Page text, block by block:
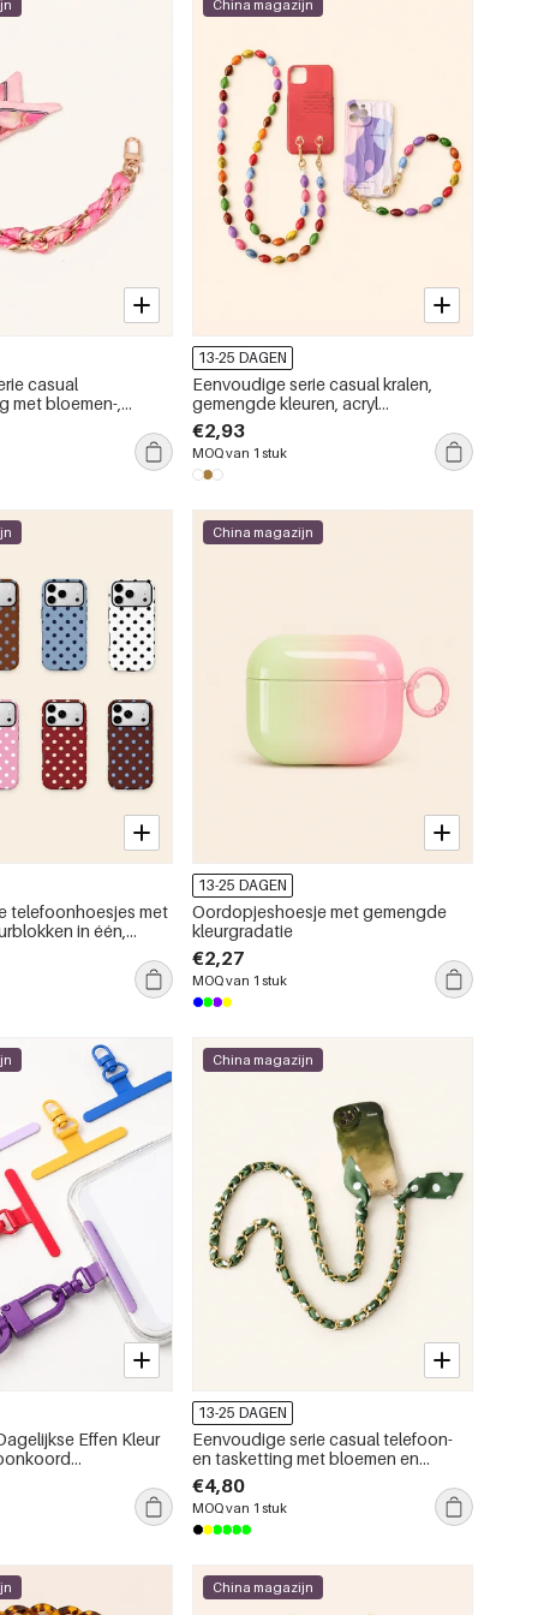
casual
met bloemen-,
stippen, geweven
China magazijn
13-25 DAGEN
Eenvoudige serie casual kralen,
gemengde kleuren, acryl
telefoonketting
€2,93
MOQ van 1 stuk
telefoonhoesjes met
in één,
China magazijn
13-25 DAGEN
Oordopjeshoesje met gemengde
kleurgradatie
€2,27
MOQ van 1 stuk
Effen Kleur
Accessoires
China magazijn
13-25 DAGEN
Eenvoudige serie casual telefoon-
en tasketting met bloemen en
stippen, geweven paisley-patroon,
polyester.
€4,80
MOQ van 1 stuk
China magazijn